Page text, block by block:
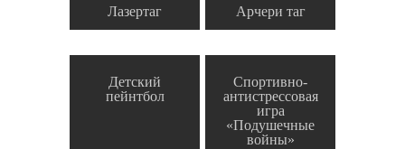
Лазертаг Арчери таг
Детский
пейнтбол
Спортивно-
антистрессовая
игра
«Подушечные
войны»